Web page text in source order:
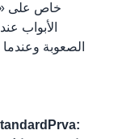
خاص على
الأبواب
الصعوبة